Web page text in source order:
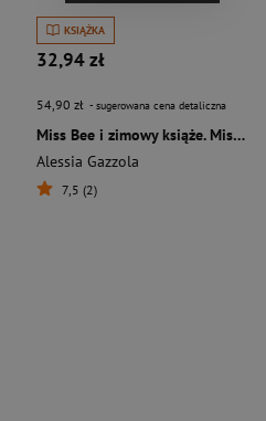
KSIĄŻKA
32,94 zł
54,90 zł - sugerowana cena detaliczna
Miss Bee i zimowy książe. Miss Bee. Tom 2
Alessia Gazzola
7,5 (2)